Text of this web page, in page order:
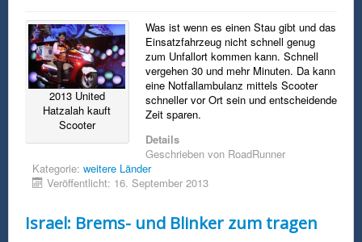
2013 United
Hatzalah kauft
Scooter
Was ist wenn es einen Stau gibt und das
Einsatzfahrzeug nicht schnell genug
zum Unfallort kommen kann. Schnell
vergehen 30 und mehr Minuten. Da kann
eine Notfallambulanz mittels Scooter
schneller vor Ort sein und entscheidende
Zeit sparen.
Details
Geschrieben von RoadRunner
Kategorie: weitere Länder
Veröffentlicht: 16. September 2013
Israel: Brems- und Blinker zum tragen